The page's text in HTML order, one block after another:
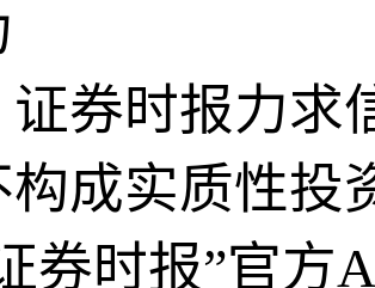
证券时报力求
构成实质性投
券时报”官方